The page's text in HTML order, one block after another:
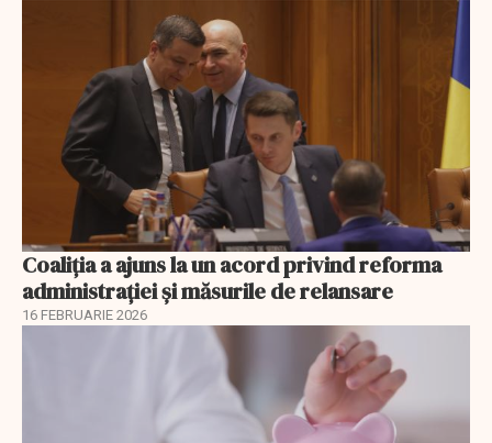
Coaliția a ajuns la un acord privind reforma
administrației și măsurile de relansare
16 FEBRUARIE 2026